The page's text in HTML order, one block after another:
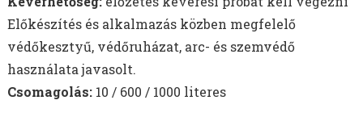
Előkészítés és alkalmazás közben megfelelő
védőkesztyű, védőruházat, arc- és szemvédő
használata javasolt.
Csomagolás: 10 / 600 / 1000 literes